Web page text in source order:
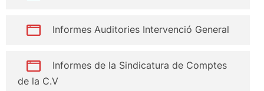
Informes Auditories Intervenció General
Informes de la Sindicatura de Comptes
de la C.V